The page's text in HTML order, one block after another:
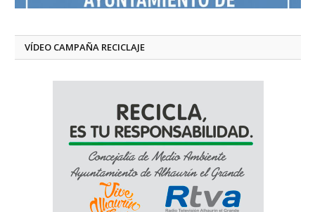
VÍDEO CAMPAÑA RECICLAJE